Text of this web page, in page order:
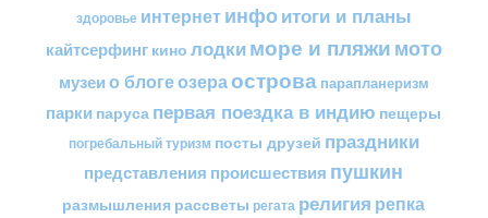
здоровье интернетинфоитоги и планы
кайтсерфинг кино лодкиморе и пляжимото
музеи о блогеозераострова парапланеризм
парки паруса первая поездка в индию пещеры
погребальный туризм посты друзей праздники
представления происшествия пушкин
размышления рассветы регата религия репка